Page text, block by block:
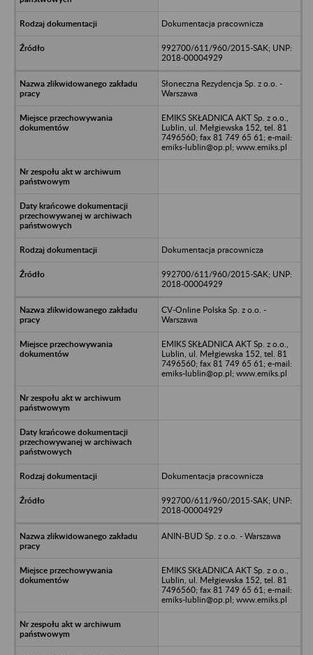
Dokumentacja pracownicza
992700/611/960/2015-SAK; UNP:
2018-00004929
Słoneczna Rezydencja Sp. z o.o. -
Warszawa
EMIKS SKŁADNICA AKT Sp. z o.o.,
Lublin, ul. Mełgiewska 152, tel. 81
7496560; fax 81 749 65 61; e-mail:
emiks-lublin@op.pl; www.emiks.pl
Dokumentacja pracownicza
992700/611/960/2015-SAK; UNP:
2018-00004929
CV-Online Polska Sp. z o.o. -
Warszawa
EMIKS SKŁADNICA AKT Sp. z o.o.,
Lublin, ul. Mełgiewska 152, tel. 81
7496560; fax 81 749 65 61; e-mail:
emiks-lublin@op.pl; www.emiks.pl
Dokumentacja pracownicza
992700/611/960/2015-SAK; UNP:
2018-00004929
ANIN-BUD Sp. z o.o. - Warszawa
EMIKS SKŁADNICA AKT Sp. z o.o.,
Lublin, ul. Mełgiewska 152, tel. 81
7496560; fax 81 749 65 61; e-mail:
emiks-lublin@op.pl; www.emiks.pl